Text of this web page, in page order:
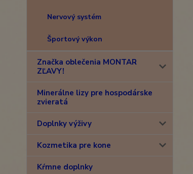
Nervový systém
Športový výkon
Značka oblečenia MONTAR
ZĽAVY!
Minerálne lizy pre hospodárske
zvieratá
Doplnky výživy
Kozmetika pre kone
Kŕmne doplnky